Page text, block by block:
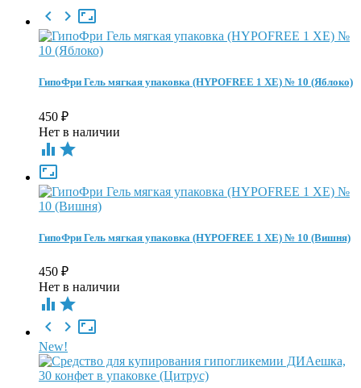
  
ГипоФри Гель мягкая упаковка (HYPOFREE 1 ХЕ) № 10 (Яблоко)
450 ₽
Нет в наличии
 

ГипоФри Гель мягкая упаковка (HYPOFREE 1 ХЕ) № 10 (Вишня)
450 ₽
Нет в наличии
 

 
New!